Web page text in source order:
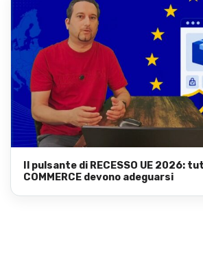
Il pulsante di RECESSO UE 2026:
COMMERCE devono adeguarsi